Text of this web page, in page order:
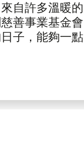
自許多溫暖的
善事業基金會
子，能夠一點